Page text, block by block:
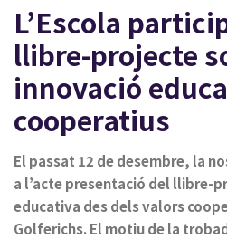
L’Escola
llibre-projecte
innovació
cooperatius
El passat 12 de desembre, la
a l’acte presentació del llibre-
educativa des dels valors
Golferichs. El motiu de la